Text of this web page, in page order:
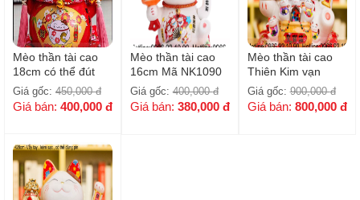
Mèo thần tài cao
18cm có thể đút
tiền tiết kiệm mã
NK0000
Giá gốc: 450,000 đ
Giá bán: 400,000 đ
Mèo thần tài cao
16cm Mã NK1090
Giá gốc:400,000 đ
Giá bán: 380,000 đ
Mèo thần tài cao
Thiên Kim vạn
Lượng 25cm mã
NK0508
Giá gốc:900,000 đ
Giá bán: 800,000 đ